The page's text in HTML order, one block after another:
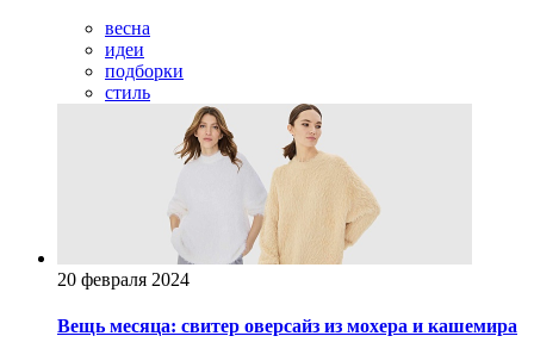
весна
идеи
подборки
стиль
20 февраля 2024
Вещь месяца: свитер оверсайз из мохера и кашемира